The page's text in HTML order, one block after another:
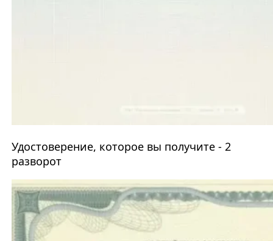
Удостоверение, которое вы получите - 2
разворот